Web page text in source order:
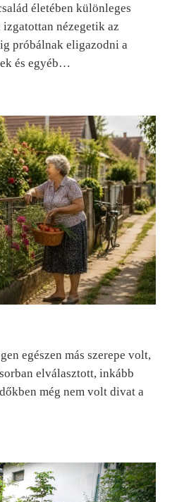
életében különleges
nézegetik az
próbálnak eligazodni a
és egyéb…
egészen más szerepe volt,
elválasztott, inkább
még nem volt divat a